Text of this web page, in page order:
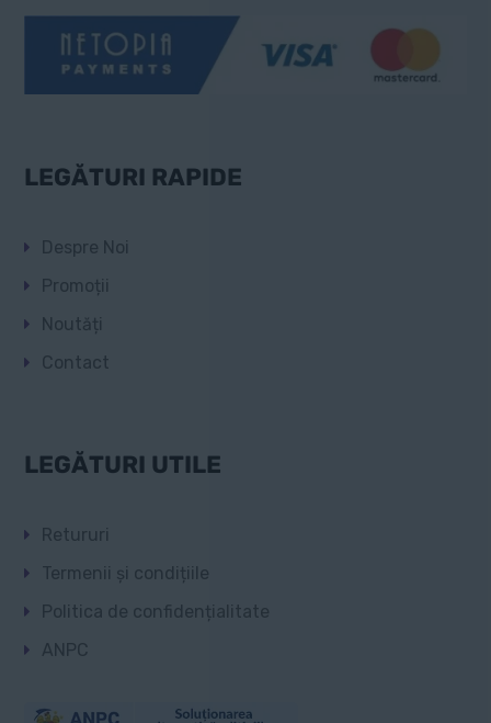
LEGĂTURI RAPIDE
Despre Noi
Promoții
Noutăți
Contact
LEGĂTURI UTILE
Retururi
Termenii și condițiile
Politica de confidențialitate
ANPC